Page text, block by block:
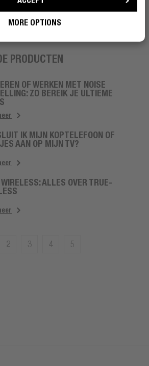
MORE OPTIONS
PRODUCTEN
OF WERKEN MET NOISE
ZO BEREIK JE ULTIEME
IK MIJN KOPTELEFOON OF
AAN OP MIJN TV?
ALLES OVER TRUE-
2 3 4 5